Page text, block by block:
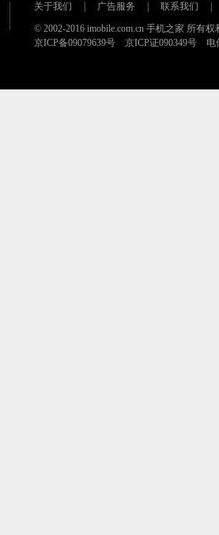
关于我们 广告服务 联系我们
© 2002-2016 imobile.com.cn 手机之家 所有权
京ICP备09079639号 京ICP证090349号 电